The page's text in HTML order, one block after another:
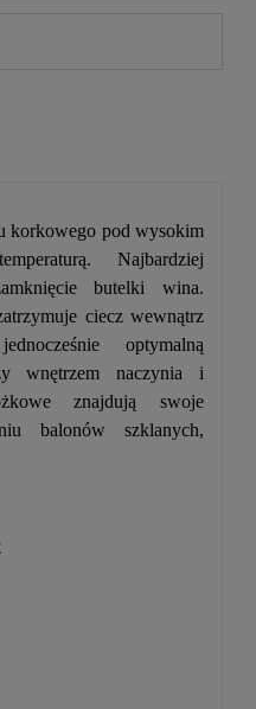
korkowego pod wysokim
Najbardziej
butelki wina.
ciecz wewnątrz
optymalną
wnętrzem naczynia i
znajdują swoje
balonów szklanych,